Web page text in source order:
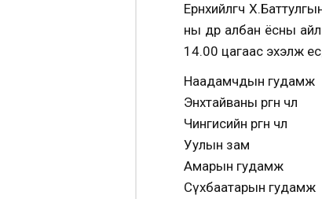
Ерөнхийлөгч
ны өдөр албан ёсны
14.00 цагаас эхэлж
Наадамчдын гудамж
Энхтайваны өргөн чөлөө
Чингисийн өргөн чөлөө
Уулын зам
Амарын гудамж
Сүхбаатарын гудамж